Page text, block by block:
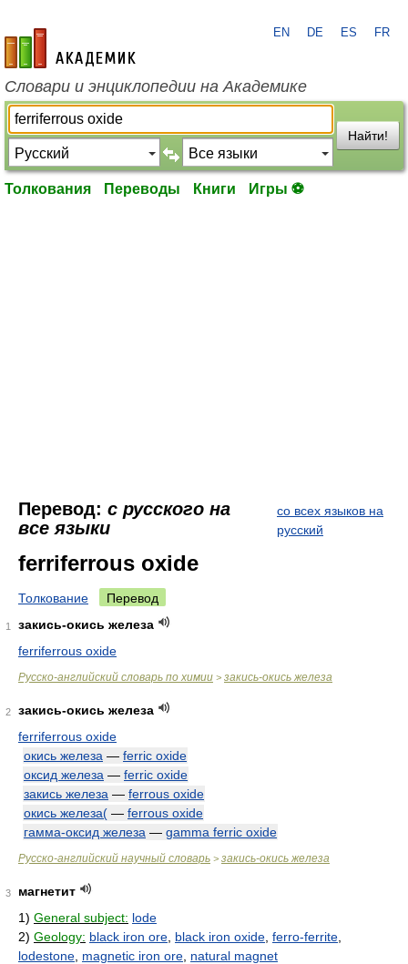
academic.ru
EN DE ES FR
Словари и энциклопедии на Академике
Найти!
Толкования Переводы Книги Игры ⚽
Перевод: с русского на
все языки
со всех языков на
русский
ferriferrous oxide
Толкование Перевод
1
закись-окись железа
ferriferrous oxide
Русско-английский словарь по химии > закись-окись железа
2
закись-окись железа
ferriferrous oxide
окись железа — ferric oxide
оксид железа — ferric oxide
закись железа — ferrous oxide
окись железа( — ferrous oxide
гамма-оксид железа — gamma ferric oxide
Русско-английский научный словарь > закись-окись железа
3
магнетит
1) General subject: lode
2) Geology: black iron ore black iron oxide ferro-ferrite
lodestone magnetic iron ore natural magnet